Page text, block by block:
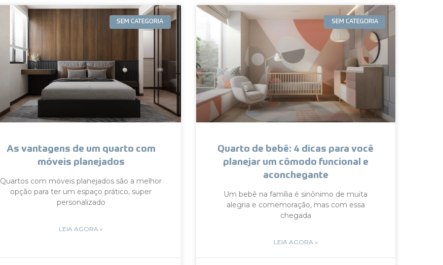
SEM CATEGORIA
As vantagens de um quarto com
móveis planejados
Quartos com móveis planejados são a melhor
opção para ter um espaço prático, super
personalizado
LEIA AGORA »
SEM CATEGORIA
Quarto de bebê: 4 dicas para você
planejar um cômodo funcional e
aconchegante
Um bebê na família é sinônimo de muita
alegria e comemoração, mas com essa
chegada
LEIA AGORA »